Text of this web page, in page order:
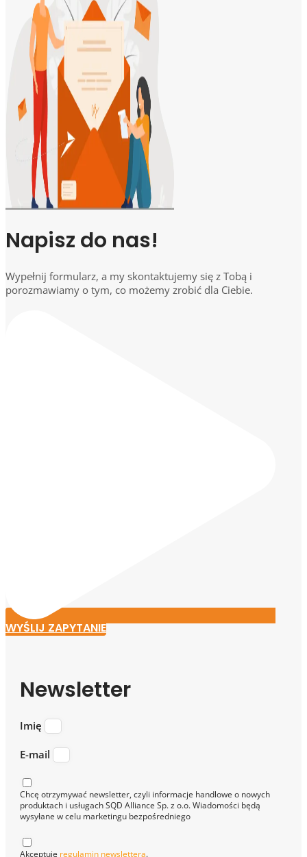
Napisz do nas!
Wypełnij formularz, a my skontaktujemy się z Tobą i
porozmawiamy o tym, co możemy zrobić dla Ciebie.
WYŚLIJ ZAPYTANIE
Newsletter
Imię
E-mail
Chcę otrzymywać newsletter, czyli informacje handlowe o nowych
produktach i usługach SQD Alliance Sp. z o.o. Wiadomości będą
wysyłane w celu marketingu bezpośredniego
Akceptuję regulamin newslettera.